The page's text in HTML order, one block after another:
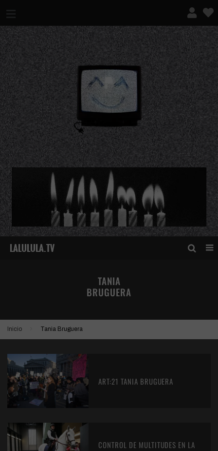
¿QUÉ ES ESTO?
TANIA
BRUGUERA
Inicio Tania Bruguera
ART:21 TANIA BRUGUERA
CONTROL DE MULTITUDES EN LA